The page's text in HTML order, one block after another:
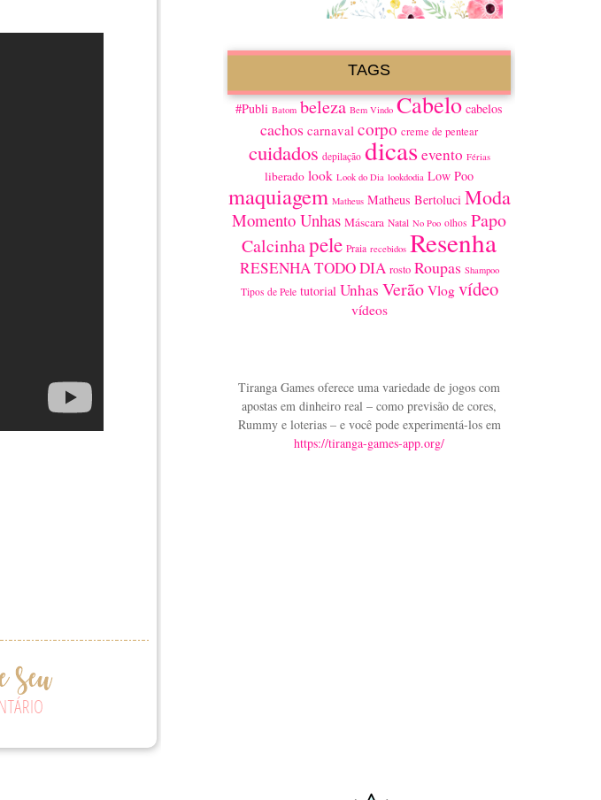
TAGS
#Publi Batom beleza Bem Vindo Cabelo cabelos
cachos carnaval corpo creme de pentear
cuidados depilação dicasevento Férias
liberado look Look do Dia lookdodia Low Poo
maquiagem Matheus Matheus Bertoluci Moda
Momento Unhas Máscara Natal No Poo olhos Papo
Calcinhapele Praia recebidos Resenha
RESENHA TODO DIA rosto Roupas Shampoo
Tipos de Pele tutorial Unhas Verão Vlog vídeo
vídeos
Tiranga Games oferece uma variedade de jogos com
apostas em dinheiro real – como previsão de cores,
Rummy e loterias – e você pode experimentá-los em
https://tiranga-games-app.org/